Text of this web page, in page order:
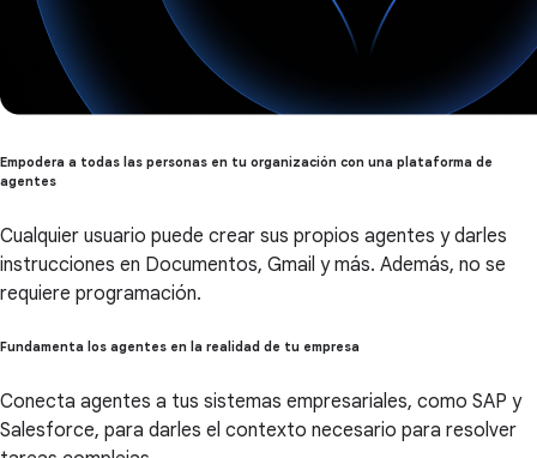
Empodera a todas las personas en tu organización con una plataforma de
agentes
Cualquier usuario puede crear sus propios agentes y darles
instrucciones en Documentos, Gmail y más. Además, no se
requiere programación.
Fundamenta los agentes en la realidad de tu empresa
Conecta agentes a tus sistemas empresariales, como SAP y
Salesforce, para darles el contexto necesario para resolver